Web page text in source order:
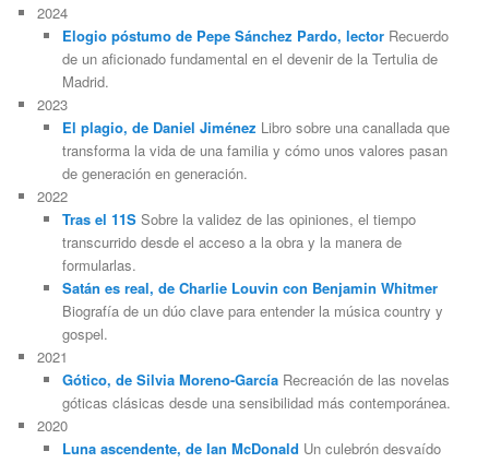
2024
Elogio póstumo de Pepe Sánchez Pardo, lectorRecuerdo
de un aficionado fundamental en el devenir de la Tertulia de
Madrid.
2023
El plagio, de Daniel Jiménez Libro sobre una canallada que
transforma la vida de una familia y cómo unos valores pasan
de generación en generación.
2022
Tras el 11SSobre la validez de las opiniones, el tiempo
transcurrido desde el acceso a la obra y la manera de
formularlas.
Satán es real, de Charlie Louvin con Benjamin Whitmer
Biografía de un dúo clave para entender la música country y
gospel.
2021
Gótico, de Silvia Moreno-GarcíaRecreación de las novelas
góticas clásicas desde una sensibilidad más contemporánea.
2020
Luna ascendente, de Ian McDonald Un culebrón desvaído